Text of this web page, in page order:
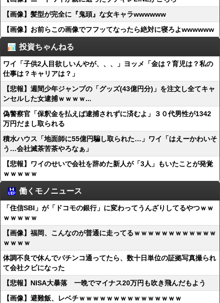
【画像】髪型が完全に『鬼頭』な女キャラwwwwww
【画像】お前らこの画像でフフッてなったら絶対に寝ろよwwwwww
投資ちゃんねる
ワイ「子供2人目欲しいんやが、、、」ヨッメ「金は？育児は？私の
仕事は？キャリアは？」
【悲報】週間少年ジャンプの「グッズ(43億円分)」を注文し全てキャ
ンセルした女逮捕ｗｗｗｗ...
偽警察官「保釈金を払えば逮捕されずに済むよ」３０代男性が1342
万円だまし取られる
積水ハウス「地面師に55億円騙し取られた…」ワイ「はえーかわいそ
う…会社滅茶苦茶やろなぁ」
【悲報】ワイのせいで会社を辞めた新人が「3人」もいたことが発覚
ｗｗｗｗｗ
働くモノニュース
「住信SBI」が「ドコモの銀行」に変わってうんざりしてるやつｗｗ
ｗｗｗｗｗ
【画像】福岡、こんなのが普通に走ってるｗｗｗｗｗｗｗｗｗｗｗｗ
ｗｗｗｗ
体調不良で休んでパチンコ通ってたら、数十日単位の証拠写真撮られ
て会社クビになった
【悲報】NISA大暴落 一晩でマイナス20万円も吹き飛んだもよう
【画像】避難飯、レベチｗｗｗｗｗｗｗｗｗｗｗｗｗｗｗ